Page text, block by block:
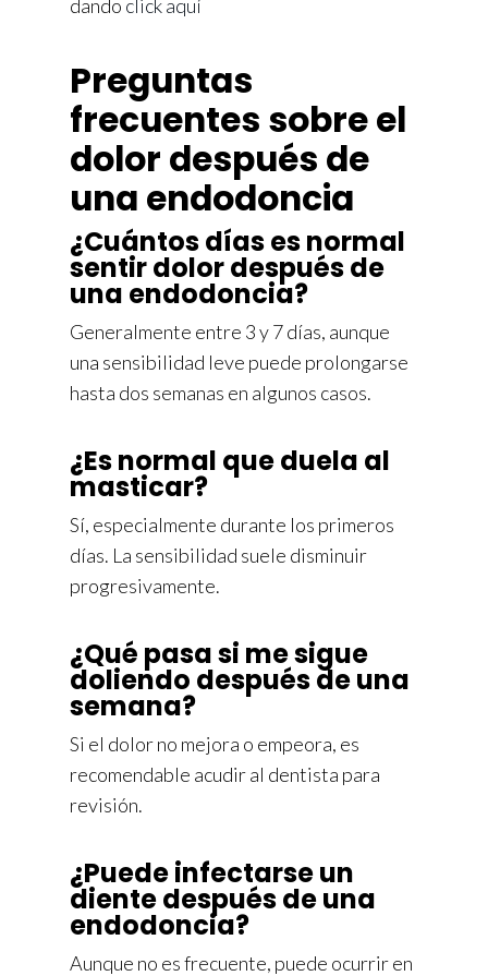
dando click aquí
Preguntas
frecuentes sobre el
dolor después de
una endodoncia
¿Cuántos días es normal
sentir dolor después de
una endodoncia?
Generalmente entre 3 y 7 días, aunque
una sensibilidad leve puede prolongarse
hasta dos semanas en algunos casos.
¿Es normal que duela al
masticar?
Sí, especialmente durante los primeros
días. La sensibilidad suele disminuir
progresivamente.
¿Qué pasa si me sigue
doliendo después de una
semana?
Si el dolor no mejora o empeora, es
recomendable acudir al dentista para
revisión.
¿Puede infectarse un
diente después de una
endodoncia?
Aunque no es frecuente, puede ocurrir en